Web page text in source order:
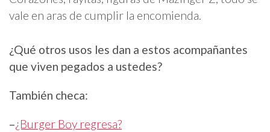
vale en aras de cumplir la encomienda.
¿Qué otros usos les dan a estos acompañantes
que viven pegados a ustedes?
También checa:
–¿Burger Boy regresa?